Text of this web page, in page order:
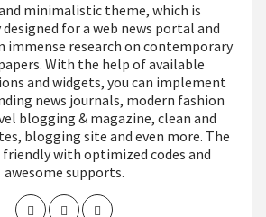
minimalistic theme, which is
for a web news portal and
immense research on contemporary
With the help of available
and widgets, you can implement
news journals, modern fashion
blogging & magazine, clean and
blogging site and even more. The
friendly with optimized codes and
awesome supports.